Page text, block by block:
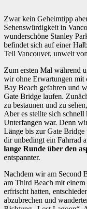
Zwar kein Geheimtipp
Sehenswürdigkeit in
wunderschöne Stanley
befindet sich auf einer
Teil Vancouver, unweit
Zum ersten Mal während
wir ohne Erwartungen mit
Bay Beach gefahren und
Gate Bridge laufen.
zu bestaunen und zu
Aber es stellte sich schnell
Unterfangen war. Denn
Länge bis zur Gate
dir unbedingt ein Fahrrad
lange Runde über den
entspannter.
Nachdem wir am Second
am Third Beach mit
erfrischt hatten,
abzubrechen und